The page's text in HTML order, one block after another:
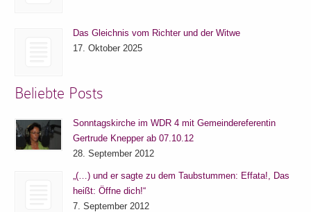
Das Gleichnis vom Richter und der Witwe
17. Oktober 2025
Beliebte Posts
Sonntagskirche im WDR 4 mit Gemeindereferentin
Gertrude Knepper ab 07.10.12
28. September 2012
„(…) und er sagte zu dem Taubstummen: Effata!, Das
heißt: Öffne dich!“
7. September 2012